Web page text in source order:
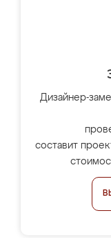
Дизайнер-
составит